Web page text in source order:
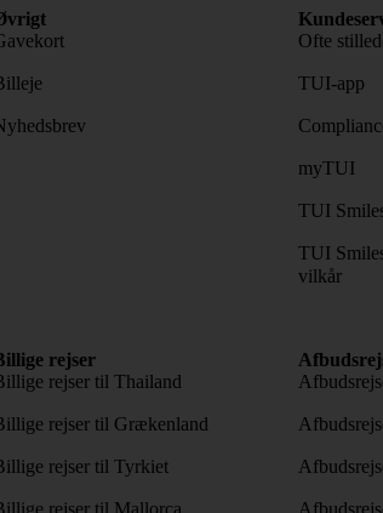
Ofte
TUI-app
myTUI
TUI
TUI
vilkår
rejser
rejser til Thailand
rejser til Grækenland
rejser til Tyrkiet
rejser til Mallorca